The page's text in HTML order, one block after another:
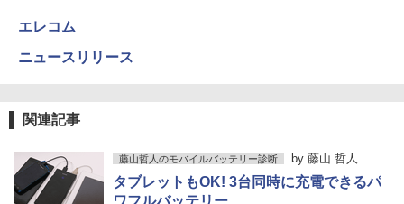
エレコム
ニュースリリース
関連記事
藤山哲人のモバイルバッテリー診断 by 藤山 哲人
タブレットもOK! 3台同時に充電できるパ
ワフルバッテリー